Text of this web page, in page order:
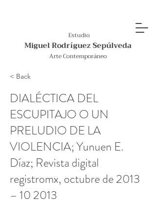
Estudio
Miguel Rodríguez Sepúlveda
Arte Contemporáneo
< Back
DIALÉCTICA DEL
ESCUPITAJO O UN
PRELUDIO DE LA
VIOLENCIA; Yunuen E.
Díaz; Revista digital
registromx, octubre de 2013
– 10 2013